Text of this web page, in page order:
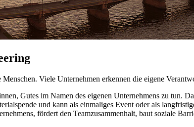
Viele Unternehmen erkennen die eigene
Gutes im Namen des eigenen Unternehmens zu tun.
und kann als einmaliges Event oder als
fördert den Teamzusammenhalt, baut soziale